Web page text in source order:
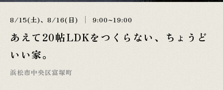
8/15(土)、8/16(日) 9:00~19:00
あえて20帖LDKをつくらない、ちょうど
いい家。
浜松市中央区富塚町